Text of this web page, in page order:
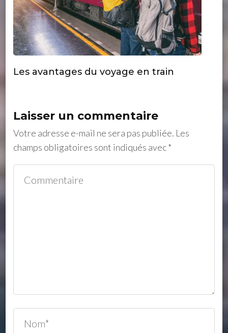
Les avantages du voyage en train
Laisser un commentaire
Votre adresse e-mail ne sera pas publiée. Les
champs obligatoires sont indiqués avec*